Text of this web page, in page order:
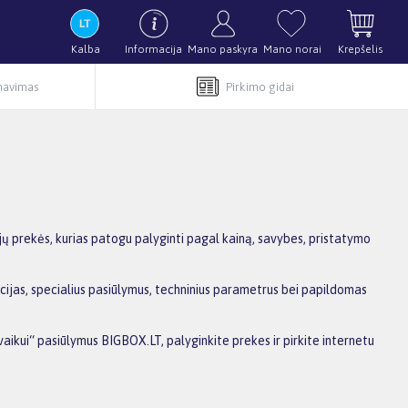
Kalba Informacija Mano paskyra Mano norai Krepšelis
Pirkimo gidai
prekės, kurias patogu palyginti pagal kainą, savybes, pristatymo
specialius pasiūlymus, techninius parametrus bei papildomas
pasiūlymus BIGBOX.LT, palyginkite prekes ir pirkite internetu